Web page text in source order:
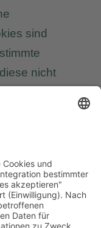
sind
nicht
von
oder
des